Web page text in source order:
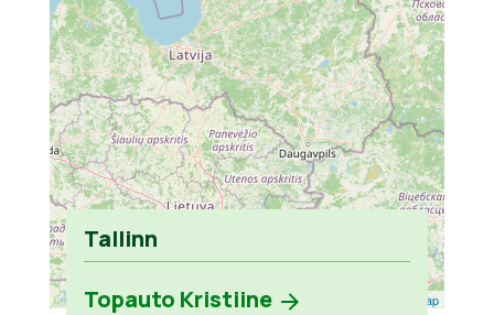
Leaflet OpenStreetMap
Tallinn
Topauto Kristiine